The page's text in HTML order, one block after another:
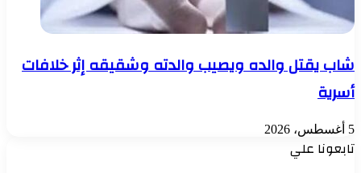
شاب يقتل والده ويصيب والدته وشقيقه إثر خلافات
أسرية
5 أغسطس، 2026
تابعونا علي